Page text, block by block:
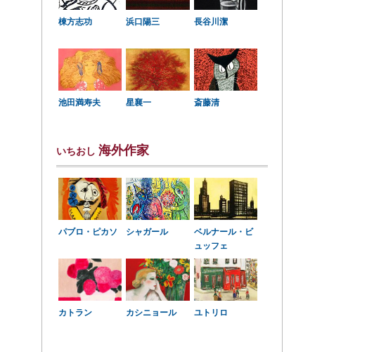
棟方志功 浜口陽三 長谷川潔
池田満寿夫 星襄一 斎藤清
いちおし 海外作家
パブロ・ピカソ シャガール
ベルナール・ビ
ュッフェ
カトラン カシニョール ユトリロ